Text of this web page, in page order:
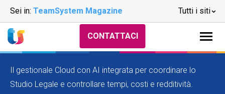
Sei in: TeamSystem Magazine Tutti i siti
CONTATTACI
Il gestionale Cloud con AI integrata per coordinare lo
Studio Legale e controllare tempi, costi e redditività.